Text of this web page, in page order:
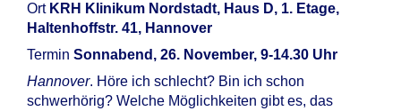
Ort KRH Klinikum Nordstadt, Haus D, 1. Etage,
Haltenhoffstr. 41, Hannover
Termin Sonnabend, 26. November, 9-14.30 Uhr
Hannover. Höre ich schlecht? Bin ich schon
schwerhörig? Welche Möglichkeiten gibt es, das